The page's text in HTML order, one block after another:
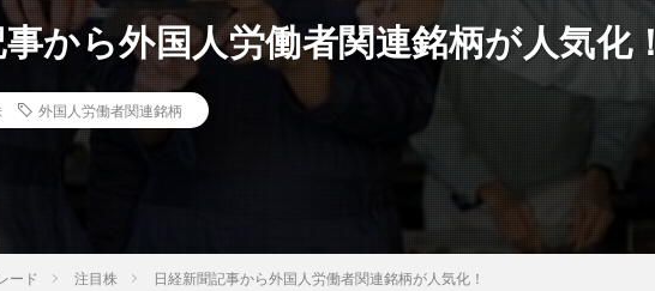
から外国人労働者関連銘柄が人気化！
外国人労働者関連銘柄
ード 注目株 日経新聞記事から外国人労働者関連銘柄が人気化！